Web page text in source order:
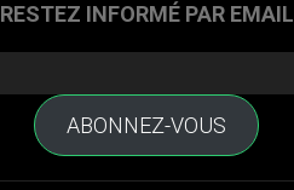
RESTEZ INFORMÉ PAR EMAIL
ABONNEZ-VOUS